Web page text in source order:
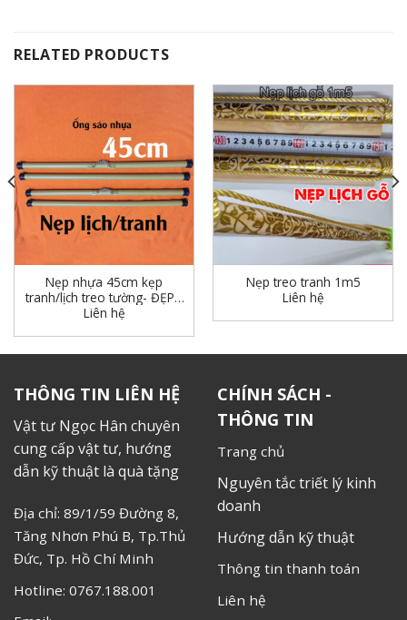
RELATED PRODUCTS
Nẹp nhựa 45cm kẹp
tranh/lịch treo tường- ĐẸP -
BỀN
Liên hệ
Nẹp treo tranh 1m5
Liên hệ
THÔNG TIN LIÊN HỆ
Vật tư Ngọc Hân chuyên
cung cấp vật tư, hướng
dẫn kỹ thuật là quà tặng
Địa chỉ: 89/1/59 Đường 8,
Tăng Nhơn Phú B, Tp.Thủ
Đức, Tp. Hồ Chí Minh
Hotline: 0767.188.001
CHÍNH SÁCH -
THÔNG TIN
Trang chủ
Nguyên tắc triết lý kinh
doanh
Hướng dẫn kỹ thuật
Thông tin thanh toán
Liên hệ